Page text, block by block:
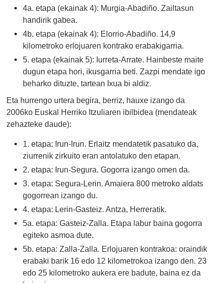
4a. etapa (ekainak 4): Murgia-Abadiño. Zailtasun
handirik gabea.
4b. etapa (ekainak 4): Elorrio-Abadiño. 14,9
kilometroko erlojuaren kontrako erabakigarria.
5. etapa (ekainak 5): Iurreta-Arrate. Hainbeste maite
dugun etapa hori, ikusgarria beti. Zazpi mendate igo
beharko dituzte, tartean Ixua bi aldiz.
Eta hurrengo urtera begira, berriz, hauxe izango da
2006ko Euskal Herriko Itzuliaren ibilbidea (mendateak
zehazteke daude):
1. etapa: Irun-Irun. Erlaitz mendatetik pasatuko da,
ziurrenik zirkuito eran antolatuko den etapan.
2. etapa: Irun-Segura. Gogorra izango omen da.
3. etapa: Segura-Lerin. Amaiera 800 metroko aldats
gogorrean izango du.
4. etapa: Lerin-Gasteiz. Antza, Herreratik.
5a. etapa: Gasteiz-Zalla. Etapa labur baina gogorra
egiteko asmoa dute.
5b. etapa: Zalla-Zalla. Erlojuaren kontrakoa: oraindik
erabaki barik 16 edo 12 kilometrokoa izango den. 23
edo 25 kilometroko aukera ere badute, baina ez da